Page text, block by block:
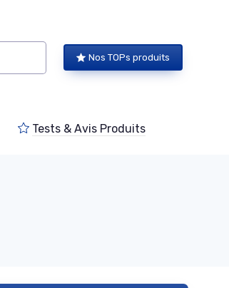
Nos TOPs produits
Tests & Avis Produits